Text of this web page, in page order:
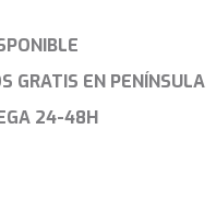
GRATIS EN PENÍNSULA
24-48H